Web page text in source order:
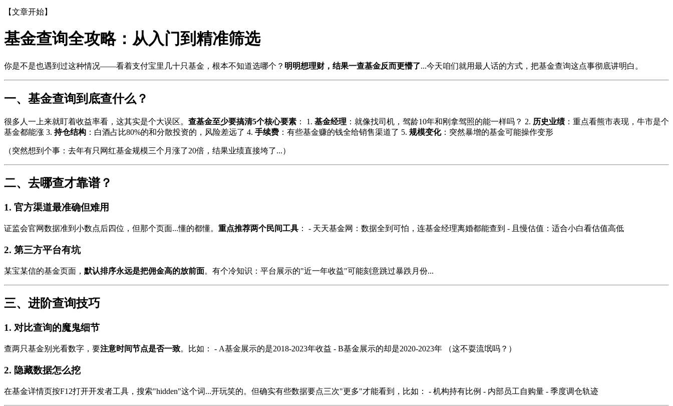
【文章开始】
基金查询全攻略：从入门到精准筛选
你是不是也遇到过这种情况——看着支付宝里几十只基金，根本不知道选哪个？ 明明想理财，结果一查基金反而更懵了...今天咱们就用最人话的方式，把基金查询这点事彻底讲明白。
一、基金查询到底查什么？
很多人一上来就盯着收益率看，这其实是个大误区。 查基金至少要搞清5个核心要素 ： 1. 基金经理 ：就像找司机，驾龄10年和刚拿驾照的能一样吗？ 2. 历史业绩：重点看熊市表现，牛市是个
基金都能涨 3. 持仓结构 ：白酒占比80%的和分散投资的，风险差远了 4. 手续费 ：有些基金赚的钱全给销售渠道了 5. 规模变化：突然暴增的基金可能操作变形
（突然想到个事：去年有只网红基金规模三个月涨了20倍，结果业绩直接垮了...）
二、去哪查才靠谱？
1. 官方渠道最准确但难用
证监会官网数据准到小数点后四位，但那个页面...懂的都懂。 重点推荐两个民间工具 ： - 天天基金网：数据全到可怕，连基金经理离婚都能查到 - 且慢估值：适合小白看估值高低
2. 第三方平台有坑
某宝某信的基金页面， 默认排序永远是把佣金高的放前面。有个冷知识：平台展示的"近一年收益"可能刻意跳过暴跌月份...
三、进阶查询技巧
1. 对比查询的魔鬼细节
查两只基金别光看数字，要注意时间节点是否一致。比如： - A基金展示的是2018-2023年收益 - B基金展示的却是2020-2023年 （这不耍流氓吗？）
2. 隐藏数据怎么挖
在基金详情页按F12打开开发者工具，搜索"hidden"这个词...开玩笑的。但确实有些数据要点三次"更多"才能看到，比如： - 机构持有比例 - 内部员工自购量 - 季度调仓轨迹